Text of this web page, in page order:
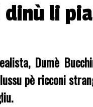
dinù li
Dumè
pè ricconi